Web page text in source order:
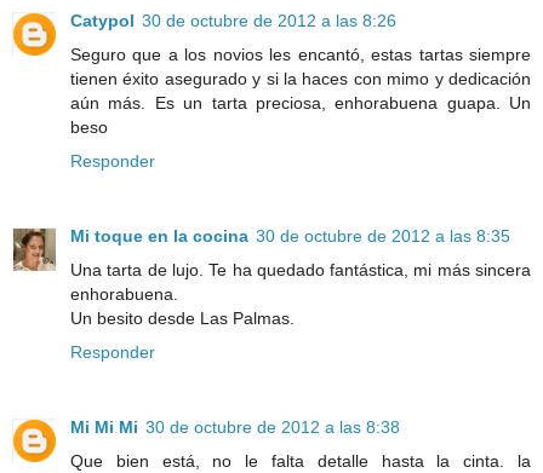
Catypol 30 de octubre de 2012 a las 8:26
Seguro que a los novios les encantó, estas tartas siempre
tienen éxito asegurado y si la haces con mimo y dedicación
aún más. Es un tarta preciosa, enhorabuena guapa. Un
beso
Responder
Mi toque en la cocina 30 de octubre de 2012 a las 8:35
Una tarta de lujo. Te ha quedado fantástica, mi más sincera
enhorabuena.
Un besito desde Las Palmas.
Responder
Mi Mi Mi 30 de octubre de 2012 a las 8:38
Que bien está, no le falta detalle hasta la cinta. la